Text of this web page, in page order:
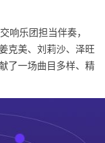
响乐团担当伴奏，
克美、刘莉沙、泽旺
了一场曲目多样、精